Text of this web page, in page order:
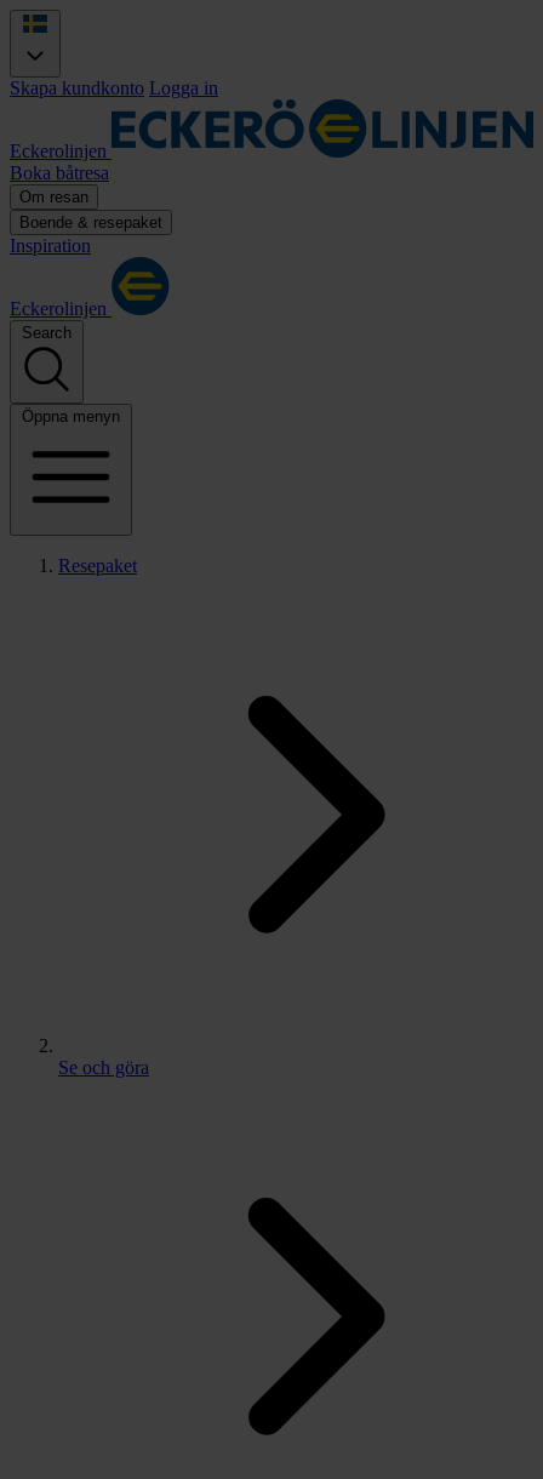
Skapa kundkonto Logga in
Eckerolinjen
Boka båtresa
Om resan
Boende & resepaket
Inspiration
Eckerolinjen
Search
Öppna menyn
Resepaket
Se och göra